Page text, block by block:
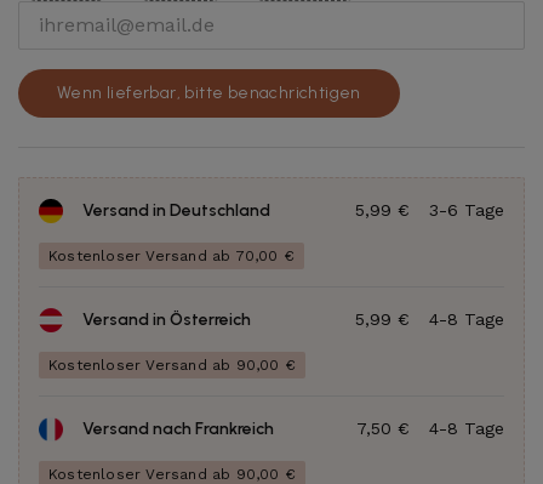
Wenn lieferbar, bitte benachrichtigen
Versand in Deutschland 3-6 Tage
5,99 €
Kostenloser Versand ab 70,00 €
Versand in Österreich 4-8 Tage
5,99 €
Kostenloser Versand ab 90,00 €
Versand nach Frankreich 4-8 Tage
7,50 €
Kostenloser Versand ab 90,00 €